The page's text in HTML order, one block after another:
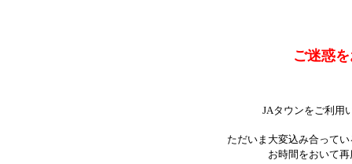
ご迷惑
JAタウンをご利用
ただいま大変込み合って
お時間をおいて